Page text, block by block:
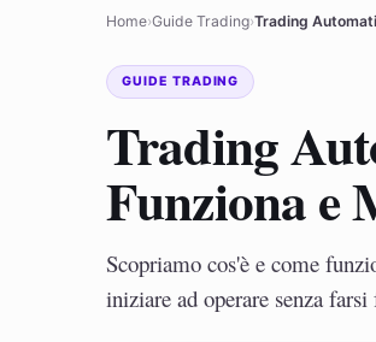
Home›Guide Trading›Trading
GUIDE TRADING
Trading
Funziona e
Scopriamo cos'è e come
iniziare ad operare senza